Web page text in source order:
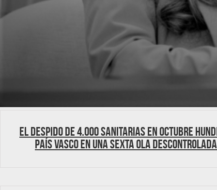
El despido de 4.000 sanitarias en octubre
País Vasco en una sexta ola descontrolada